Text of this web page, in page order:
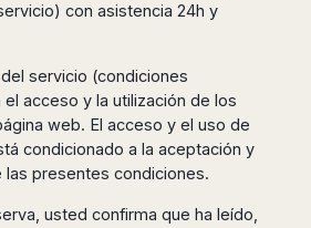
con asistencia 24h y
servicio (condiciones
acceso y la utilización de los
web. El acceso y el uso de
condicionado a la aceptación y
las presentes condiciones.
usted confirma que ha leído,